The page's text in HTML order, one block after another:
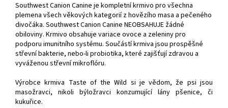
Southwest Canion Canine je kompletní krmivo pro všechna
plemena všech věkových kategorií z hovězího masa a pečeného
divočáka. Southwest Canion Canine NEOBSAHUJE žádné
obiloviny. Krmivo obsahuje variace ovoce a zeleniny pro
podporu imunitního systému. Součástí krmiva jsou prospěšné
střevní bakterie, nebo-li probiotika, které zajišťují zdravou a
vyváženou střevní mikroflóru.
Výrobce krmiva Taste of the Wild si je vědom, že psi jsou
masožravci, nikoli býložravci konzumující lány pšenice, či
kukuřice.